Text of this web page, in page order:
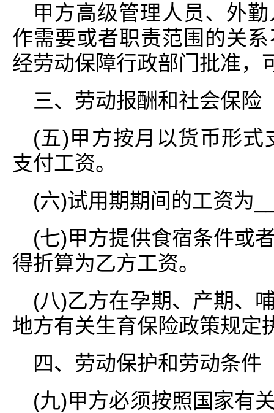
甲方高级管理人员、外
作需要或者职责范围的关
经劳动保障行政部门批准，
三、劳动报酬和社会保险
(五)甲方按月以货币形
支付工资。
(六)试用期期间的工资为
(七)甲方提供食宿条件或
得折算为乙方工资。
(八)乙方在孕期、产期、
地方有关生育保险政策规定
四、劳动保护和劳动条件
(九)甲方必须按照国家有